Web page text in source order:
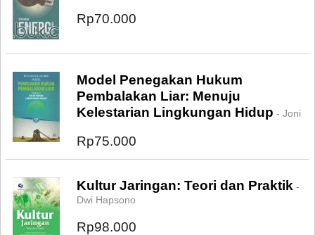
Rp70.000
Model Penegakan Hukum
Pembalakan Liar: Menuju
Kelestarian Lingkungan Hidup - Joni
Rp75.000
Kultur Jaringan: Teori dan Praktik -
Dwi Hapsono
Rp98.000